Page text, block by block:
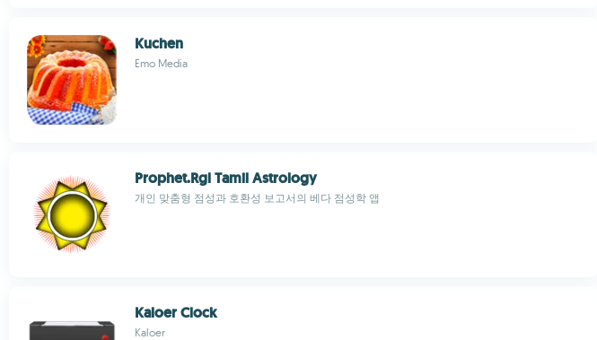
Kuchen
Emo Media
Prophet.Rgl Tamil Astrology
개인 맞춤형 점성과 호환성 보고서의 베다 점성학 앱
Kaloer Clock
Kaloer